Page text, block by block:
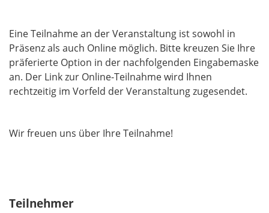
Eine Teilnahme an der Veranstaltung ist sowohl in
Präsenz als auch Online möglich. Bitte kreuzen Sie Ihre
präferierte Option in der nachfolgenden Eingabemaske
an. Der Link zur Online-Teilnahme wird Ihnen
rechtzeitig im Vorfeld der Veranstaltung zugesendet.
Wir freuen uns über Ihre Teilnahme!
Teilnehmer